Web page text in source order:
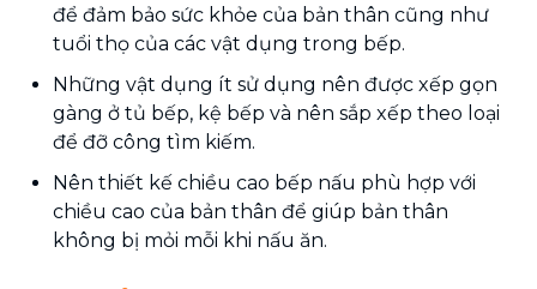
để đảm bảo sức khỏe của bản thân cũng như
tuổi thọ của các vật dụng trong bếp.
Những vật dụng ít sử dụng nên được xếp gọn
gàng ở tủ bếp, kệ bếp và nên sắp xếp theo loại
để đỡ công tìm kiếm.
Nên thiết kế chiều cao bếp nấu phù hợp với
chiều cao của bản thân để giúp bản thân
không bị mỏi mỗi khi nấu ăn.